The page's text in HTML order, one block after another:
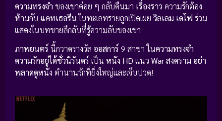
ความทรงจำ ของเขาค่อย ๆ กลับคืนมา เรื่องราว ความรักต้อง
ห้ามกับ แคทเธอรีนในทะเลทรายถูกเปิดเผย วิลเลม เดโฟ ร่วม
แสดงในบทชายลึกลับที่รู้ความลับของเขา
ภาพยนตร์ นี้กวาดรางวัล ออสการ์ 9 สาขาในความทรงจำ
ความรักอยู่ได้ชั่วนิรันดร์ เป็น หนัง HD แนว War สงคราม อย่า
พลาดดูหนัง ตำนานรักที่ยิ่งใหญ่และเจ็บปวด!